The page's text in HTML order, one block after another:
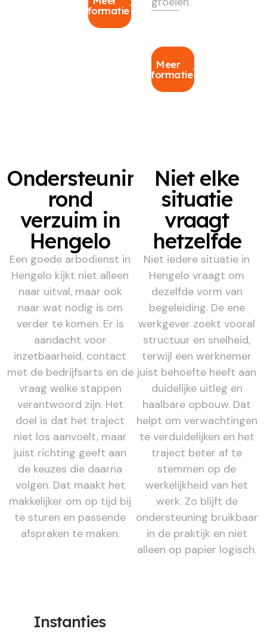
informatie
Meer
informatie
Ondersteuning
rond
verzuim in
Hengelo
Een goede arbodienst in
Hengelo kijkt niet alleen
naar uitval, maar ook
naar wat nodig is om
verder te komen. Er is
aandacht voor
inzetbaarheid, contact
met de bedrijfsarts en de
vraag welke stappen
verantwoord zijn. Het
doel is dat het traject
niet los aanvoelt, maar
juist richting geeft aan
de keuzes die daarna
volgen. Dat maakt het
makkelijker om op tijd bij
te sturen en passende
afspraken te maken.
Niet elke
situatie
vraagt
hetzelfde
Niet iedere situatie in
Hengelo vraagt om
dezelfde vorm van
begeleiding. De ene
werkgever zoekt vooral
structuur en snelheid,
terwijl een werknemer
juist behoefte heeft aan
duidelijke uitleg en
haalbare opbouw. Dat
helpt om verwachtingen
te verduidelijken en het
traject beter af te
stemmen op de
werkelijkheid van het
werk. Zo blijft de
ondersteuning bruikbaar
in de praktijk en niet
alleen op papier logisch.
Instanties